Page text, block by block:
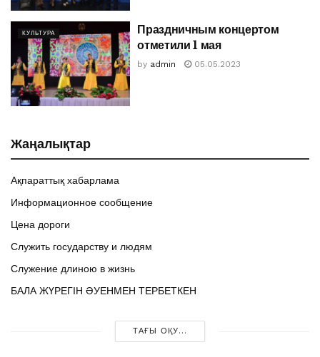
КУЛЬТУРА
Праздничным концертом
отметили 1 мая
by admin 05.05.2023
Жаңалықтар
Ақпараттық хабарлама
Информационное сообщение
Цена дороги
Служить государству и людям
Служение длиною в жизнь
БАЛА ЖҮРЕГІН ӘУЕНМЕН ТЕРБЕТКЕН
ТАҒЫ ОҚУ...